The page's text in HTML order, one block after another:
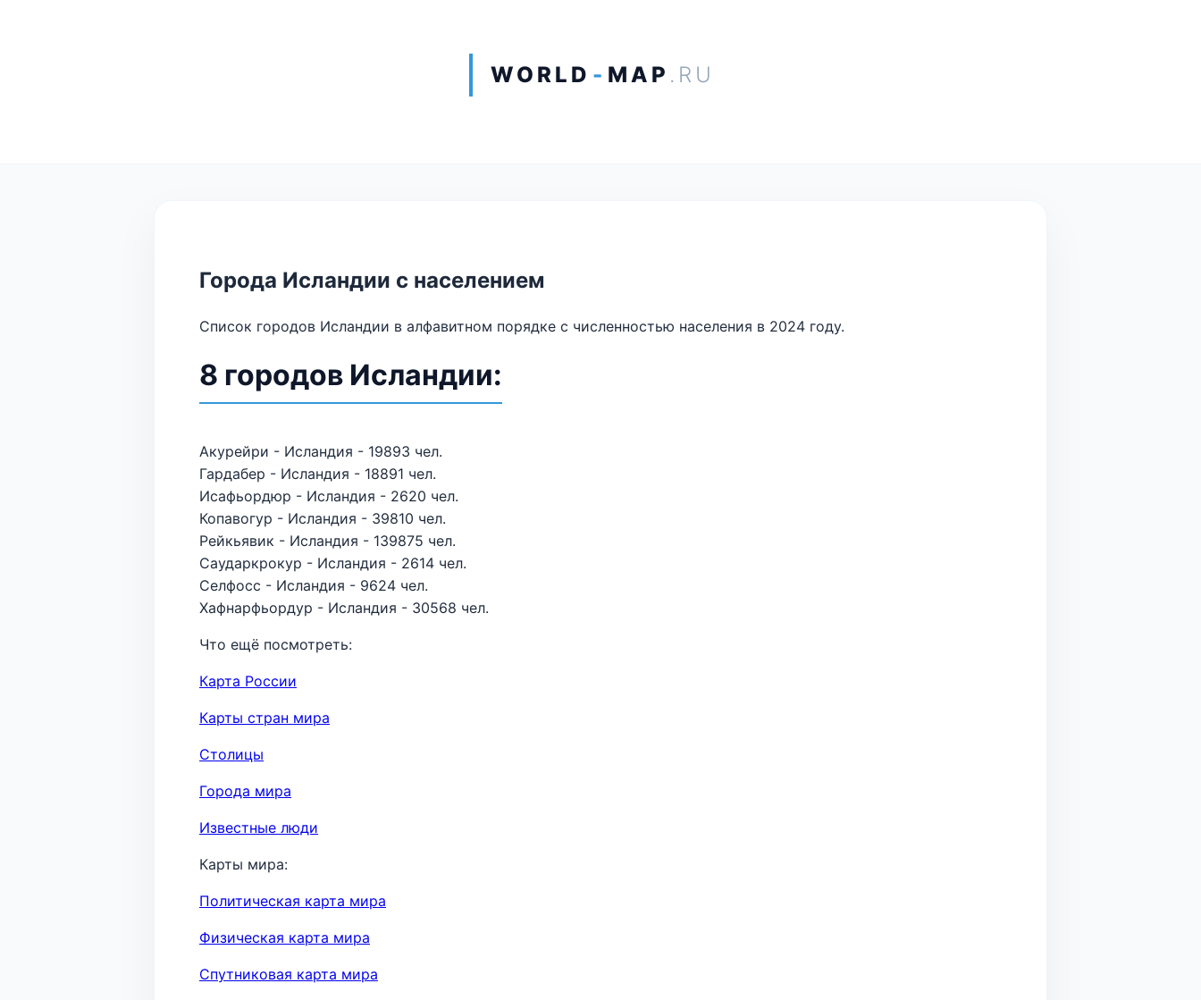
WORLD - MAP .RU
Города Исландии с населением
Список городов Исландии в алфавитном порядке с численностью населения в 2024 году.
8 городов Исландии:
Акурейри - Исландия - 19893 чел.
Гардабер - Исландия - 18891 чел.
Исафьордюр - Исландия - 2620 чел.
Копавогур - Исландия - 39810 чел.
Рейкьявик - Исландия - 139875 чел.
Саударкрокур - Исландия - 2614 чел.
Селфосс - Исландия - 9624 чел.
Хафнарфьордур - Исландия - 30568 чел.
Что ещё посмотреть:
Карта России
Карты стран мира
Столицы
Города мира
Известные люди
Карты мира:
Политическая карта мира
Физическая карта мира
Спутниковая карта мира